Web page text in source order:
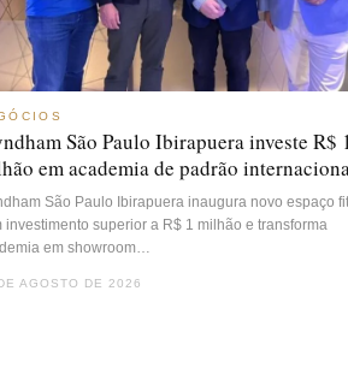
São Paulo Ibirapuera investe R$
em academia de padrão
São Paulo Ibirapuera inaugura novo espaço
investimento superior a R$ 1 milhão e transforma
em showroom…
AGOSTO DE 2026